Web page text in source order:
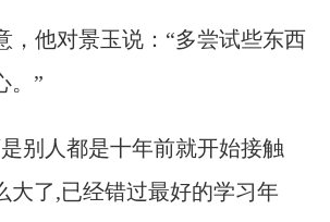
，他对景玉说：“多尝试些东西
。”
别人都是十年前就开始接触
大了,已经错过最好的学习年